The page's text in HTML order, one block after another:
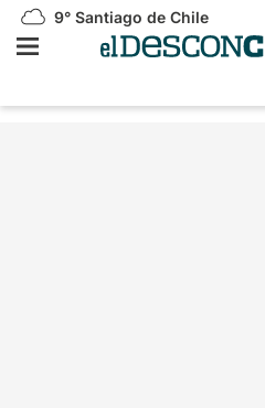
9° Santiago de Chile